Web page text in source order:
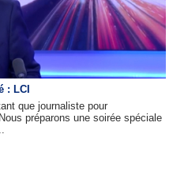
: LCI
que journaliste pour
préparons une soirée spéciale